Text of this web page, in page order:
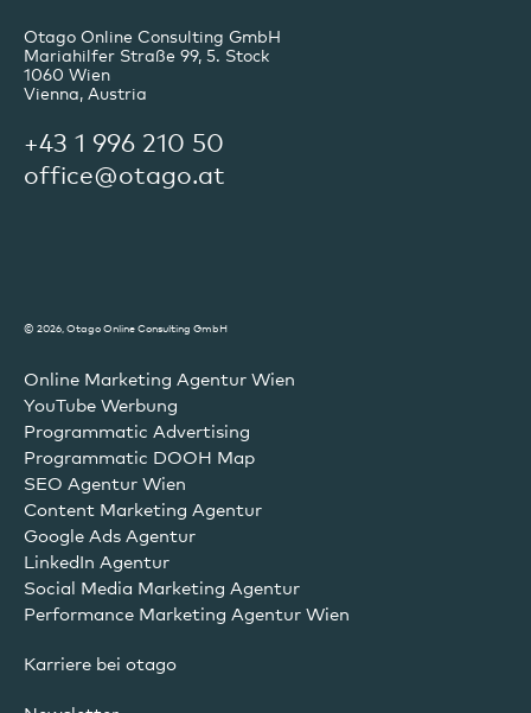
Otago Online Consulting GmbH
Mariahilfer Straße 99, 5. Stock
1060 Wien
Vienna, Austria
+43 1 996 210 50
office@otago.at
© 2026, Otago Online Consulting GmbH
Online Marketing Agentur Wien
YouTube Werbung
Programmatic Advertising
Programmatic DOOH Map
SEO Agentur Wien
Content Marketing Agentur
Google Ads Agentur
LinkedIn Agentur
Social Media Marketing Agentur
Performance Marketing Agentur Wien
Karriere bei otago